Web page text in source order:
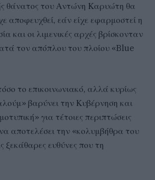
θάνατος του Αντώνη Καρυώτη θα
αποφευχθεί, εάν είχε εφαρμοστεί η
και οι λιμενικές αρχές βρίσκονταν
τον απόπλου του πλοίου «Blue
το επικοινωνιακό, αλλά κυρίως
βαρύνει την Κυβέρνηση και
για τέτοιες περιπτώσεις
αποτελέσει την «κολυμβήθρα του
ξεκάθαρες ευθύνες που τη